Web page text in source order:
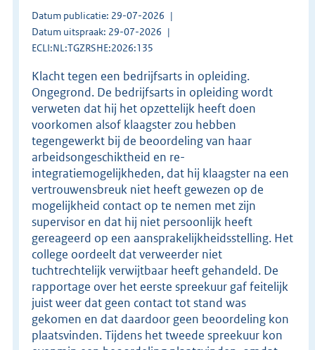
Datum publicatie: 29-07-2026
Datum uitspraak: 29-07-2026
ECLI:NL:TGZRSHE:2026:135
Klacht tegen een bedrijfsarts in opleiding.
Ongegrond. De bedrijfsarts in opleiding wordt
verweten dat hij het opzettelijk heeft doen
voorkomen alsof klaagster zou hebben
tegengewerkt bij de beoordeling van haar
arbeidsongeschiktheid en re-
integratiemogelijkheden, dat hij klaagster na een
vertrouwensbreuk niet heeft gewezen op de
mogelijkheid contact op te nemen met zijn
supervisor en dat hij niet persoonlijk heeft
gereageerd op een aansprakelijkheidsstelling. Het
college oordeelt dat verweerder niet
tuchtrechtelijk verwijtbaar heeft gehandeld. De
rapportage over het eerste spreekuur gaf feitelijk
juist weer dat geen contact tot stand was
gekomen en dat daardoor geen beoordeling kon
plaatsvinden. Tijdens het tweede spreekuur kon